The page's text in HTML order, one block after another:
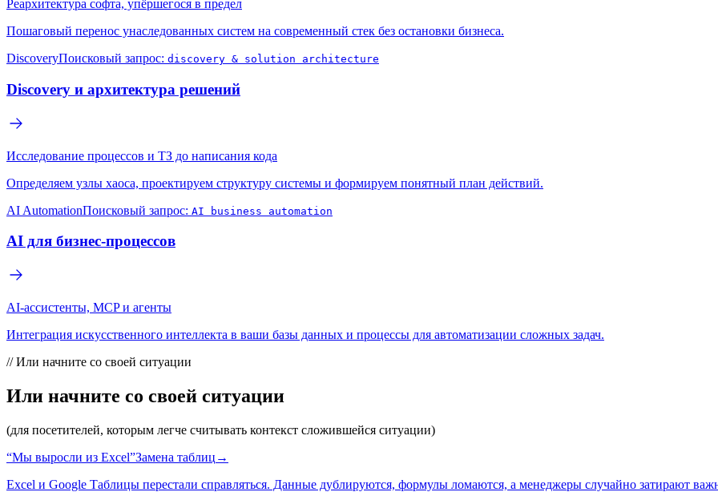
Реархитектура софта, упёршегося в предел
Пошаговый перенос унаследованных систем на современный стек без остановки бизнеса.
DiscoveryПоисковый запрос: discovery & solution architecture
Discovery и архитектура решений
Исследование процессов и ТЗ до написания кода
Определяем узлы хаоса, проектируем структуру системы и формируем понятный план действий.
AI AutomationПоисковый запрос: AI business automation
AI для бизнес-процессов
AI-ассистенты, MCP и агенты
Интеграция искусственного интеллекта в ваши базы данных и процессы для автоматизации сложных задач.
//Или начните со своей ситуации
Или начните со своей ситуации
(для посетителей, которым легче считывать контекст сложившейся ситуации)
“Мы выросли из Excel”Замена таблиц →
Excel и Google Таблицы перестали справляться. Данные дублируются, формулы ломаются, а менеджеры случайно затирают